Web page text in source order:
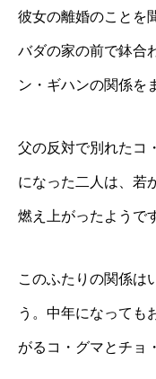
彼女の離婚のことを
バダの家の前で鉢合
ン・ギハンの関係を
父の反対で別れたコ
になった二人は、若
燃え上がったようで
このふたりの関係は
う。中年になっても
がるコ・グマとチョ